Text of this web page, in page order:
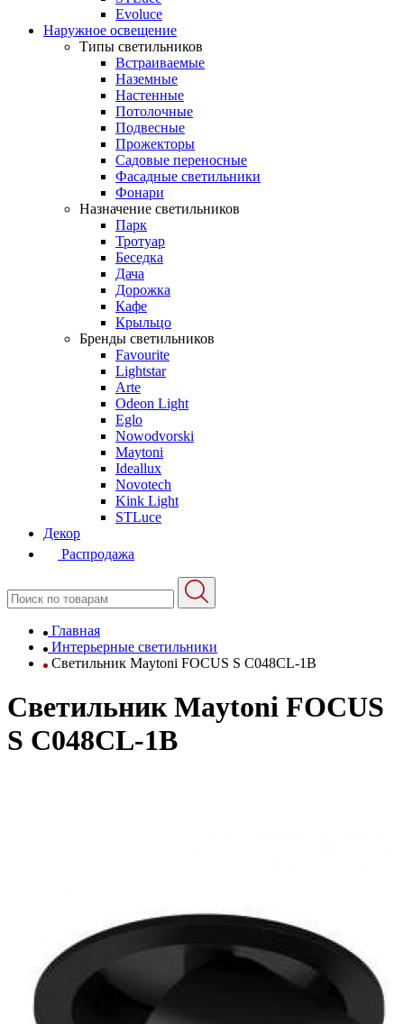
Evoluce
Наружное освещение
Типы светильников
Встраиваемые
Наземные
Настенные
Потолочные
Подвесные
Прожекторы
Садовые переносные
Фасадные светильники
Фонари
Назначение светильников
Парк
Тротуар
Беседка
Дача
Дорожка
Кафе
Крыльцо
Бренды светильников
Favourite
Lightstar
Arte
Odeon Light
Eglo
Nowodvorski
Maytoni
Ideallux
Novotech
Kink Light
STLuce
Декор
Распродажа
Главная
Интерьерные светильники
Светильник Maytoni FOCUS S C048CL-1B
Светильник Maytoni FOCUS
S C048CL-1B